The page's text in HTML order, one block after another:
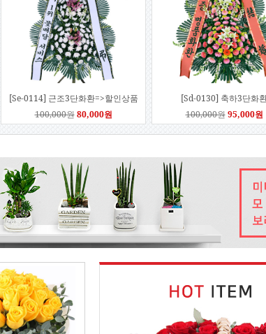
[Se-0114] 근조3단화환=>할인상품
100,000원 80,000원
[Sd-0130] 축하3단화
100,000원 95,000원
[Se-0127] 근조4단화환
160,000원
[Se-0129] 근조5단화환
220,000원209,000원